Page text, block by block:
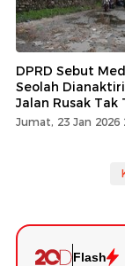
DPRD Sebut
Seolah
Jalan Rusak Tak
Jumat, 23 Jan 2026
Flash